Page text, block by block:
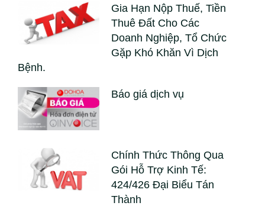
Gia Hạn Nộp Thuế, Tiền
Thuê Đất Cho Các
Doanh Nghiệp, Tổ Chức
Gặp Khó Khăn Vì Dịch
Bệnh.
Báo giá dịch vụ
Chính Thức Thông Qua
Gói Hỗ Trợ Kinh Tế:
424/426 Đại Biểu Tán
Thành